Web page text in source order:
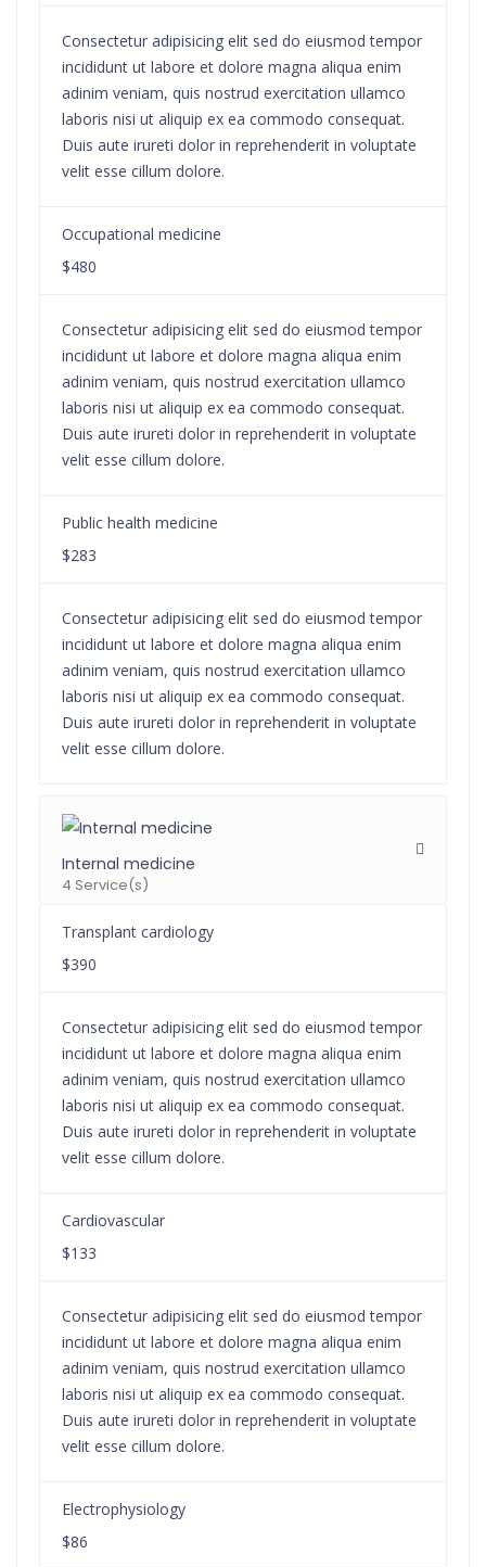
Consectetur adipisicing elit sed do eiusmod tempor
incididunt ut labore et dolore magna aliqua enim
adinim veniam, quis nostrud exercitation ullamco
laboris nisi ut aliquip ex ea commodo consequat.
Duis aute irureti dolor in reprehenderit in voluptate
velit esse cillum dolore.
Occupational medicine
$480
Consectetur adipisicing elit sed do eiusmod tempor
incididunt ut labore et dolore magna aliqua enim
adinim veniam, quis nostrud exercitation ullamco
laboris nisi ut aliquip ex ea commodo consequat.
Duis aute irureti dolor in reprehenderit in voluptate
velit esse cillum dolore.
Public health medicine
$283
Consectetur adipisicing elit sed do eiusmod tempor
incididunt ut labore et dolore magna aliqua enim
adinim veniam, quis nostrud exercitation ullamco
laboris nisi ut aliquip ex ea commodo consequat.
Duis aute irureti dolor in reprehenderit in voluptate
velit esse cillum dolore.
Internal medicine
4 Service(s)
Transplant cardiology
$390
Consectetur adipisicing elit sed do eiusmod tempor
incididunt ut labore et dolore magna aliqua enim
adinim veniam, quis nostrud exercitation ullamco
laboris nisi ut aliquip ex ea commodo consequat.
Duis aute irureti dolor in reprehenderit in voluptate
velit esse cillum dolore.
Cardiovascular
$133
Consectetur adipisicing elit sed do eiusmod tempor
incididunt ut labore et dolore magna aliqua enim
adinim veniam, quis nostrud exercitation ullamco
laboris nisi ut aliquip ex ea commodo consequat.
Duis aute irureti dolor in reprehenderit in voluptate
velit esse cillum dolore.
Electrophysiology
$86